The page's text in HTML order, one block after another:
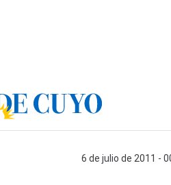
6 de julio de 2011 -